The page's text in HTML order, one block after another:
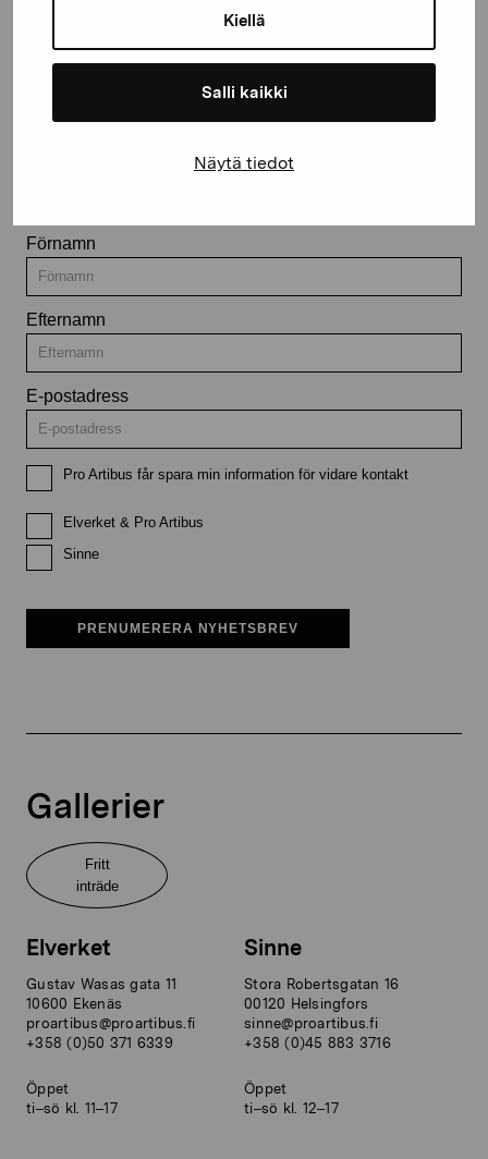
Kiellä
Salli kaikki
Näytä tiedot
utställningar och evenemang
Förnamn
Efternamn
E-postadress
Pro Artibus får spara min information för vidare kontakt
Elverket & Pro Artibus
Sinne
PRENUMERERA NYHETSBREV
Gallerier
Fritt
inträde
Elverket
Gustav Wasas gata 11
10600 Ekenäs
proartibus@proartibus.fi
+358 (0)50 371 6339
Öppet
ti–sö kl. 11–17
Sinne
Stora Robertsgatan 16
00120 Helsingfors
sinne@proartibus.fi
+358 (0)45 883 3716
Öppet
ti–sö kl. 12–17